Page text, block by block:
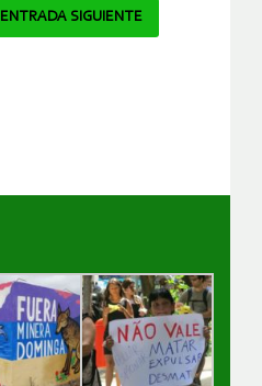
ENTRADA SIGUIENTE